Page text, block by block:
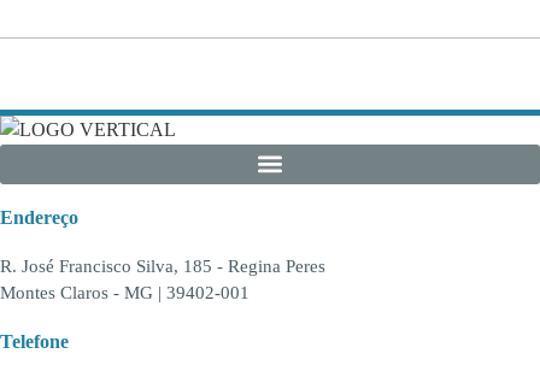
Endereço
R. José Francisco Silva, 185 - Regina Peres
Montes Claros - MG | 39402-001
Telefone